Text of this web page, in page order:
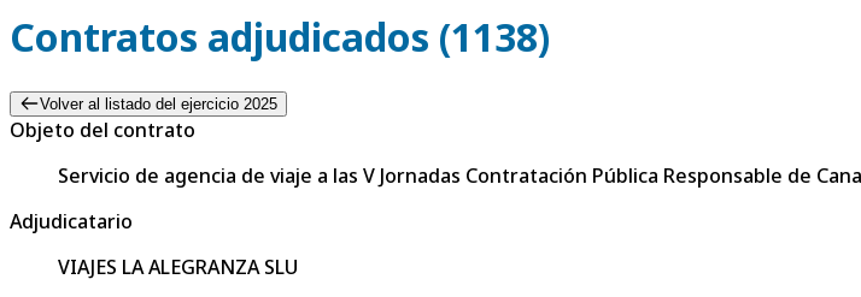
Contratos adjudicados (1138)
Volver al listado del ejercicio 2025
Objeto del contrato
Servicio de agencia de viaje a las V Jornadas Contratación Pública Responsable de
Adjudicatario
VIAJES LA ALEGRANZA SLU